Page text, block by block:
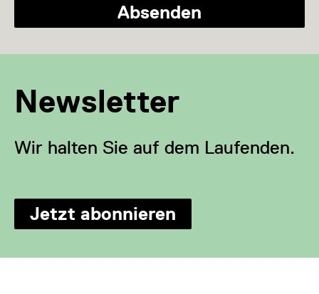
Absenden
Newsletter
Wir halten Sie auf dem Laufenden.
Jetzt abonnieren